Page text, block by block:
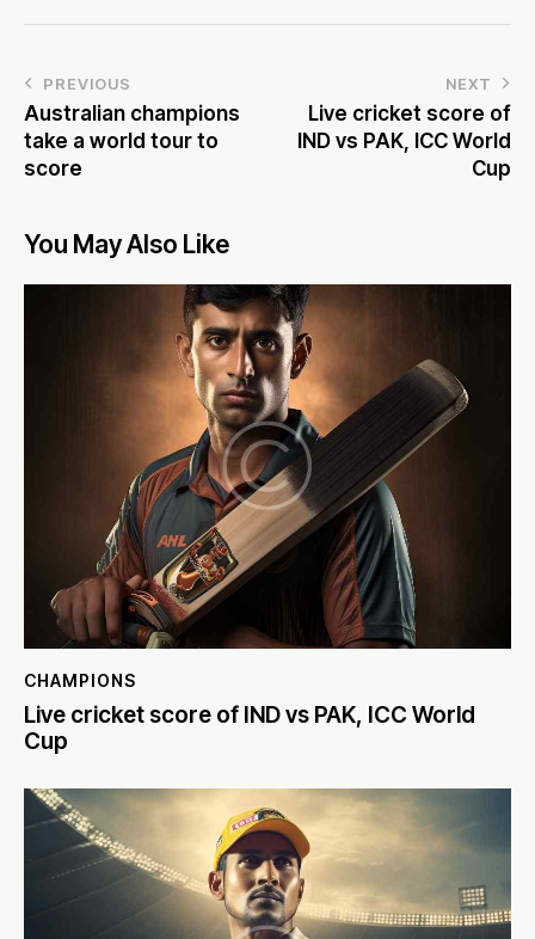
PREVIOUS
Australian champions
take a world tour to
score
NEXT
Live cricket score of
IND vs PAK, ICC World
Cup
You May Also Like
CHAMPIONS
Live cricket score of IND vs PAK, ICC World
Cup